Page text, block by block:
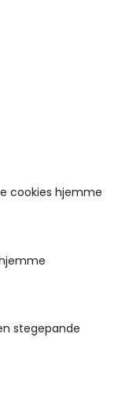
cookies hjemme
stegepande